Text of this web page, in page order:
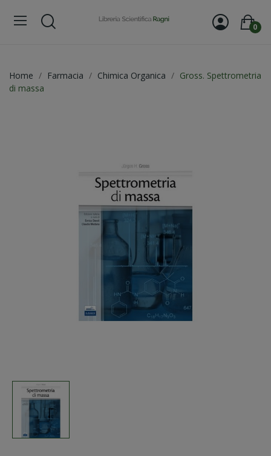
0
Home Farmacia Chimica Organica
Gross. Spettrometria
di massa